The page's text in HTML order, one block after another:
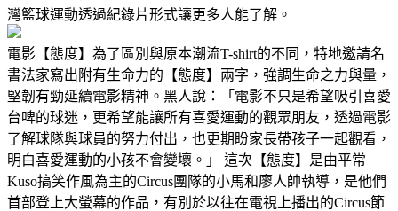
灣籃球運動透過紀錄片形式讓更多人能了解。
電影【態度】為了區別與原本潮流T-shirt的不同，特地邀請名
書法家寫出附有生命力的【態度】兩字，強調生命之力與量，
堅韌有勁延續電影精神。黑人說：「電影不只是希望吸引喜愛
台啤的球迷，更希望能讓所有喜愛運動的觀眾朋友，透過電影
了解球隊與球員的努力付出，也更期盼家長帶孩子一起觀看，
明白喜愛運動的小孩不會變壞。」 這次【態度】是由平常
Kuso搞笑作風為主的Circus團隊的小馬和廖人帥執導，是他們
首部登上大螢幕的作品，有別於以往在電視上播出的Circus節